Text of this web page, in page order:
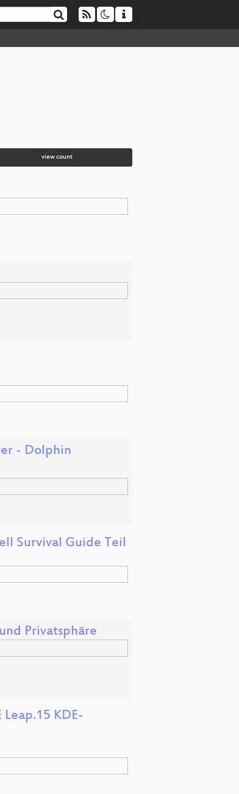
view count
- Dolphin
Survival Guide Teil
Privatsphäre
KDE-